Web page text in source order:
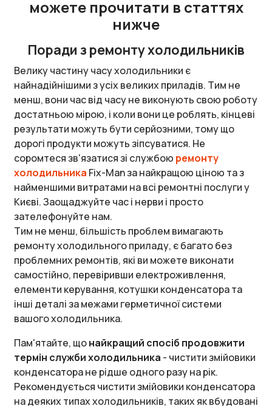
можете прочитати в статтях
нижче
Поради з ремонту холодильників
Велику частину часу холодильники є
найнадійнішими з усіх великих приладів. Тим не
менш, вони час від часу не виконують свою роботу
достатньою мірою, і коли вони це роблять, кінцеві
результати можуть бути серйозними, тому що
дорогі продукти можуть зіпсуватися. Не
соромтеся зв'язатися зі службою ремонту
холодильника Fix-Man за найкращою ціною та з
найменшими витратами на всі ремонтні послуги у
Києві. Заощаджуйте час і нерви і просто
зателефонуйте нам.
Тим не менш, більшість проблем вимагають
ремонту холодильного приладу, є багато без
проблемних ремонтів, які ви можете виконати
самостійно, перевіривши електроживлення,
елементи керування, котушки конденсатора та
інші деталі за межами герметичної системи
вашого холодильника.
Пам'ятайте, щонайкращий спосіб продовжити
термін служби холодильника - чистити змійовики
конденсатора не рідше одного разу на рік.
Рекомендується чистити змійовики конденсатора
на деяких типах холодильників, таких як вбудовані